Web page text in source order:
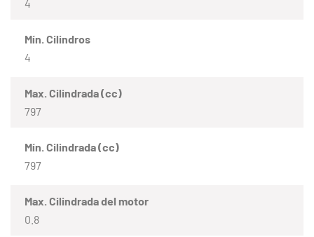
4
Mín. Cilindros
4
Max. Cilindrada (cc)
797
Mín. Cilindrada (cc)
797
Max. Cilindrada del motor
0.8